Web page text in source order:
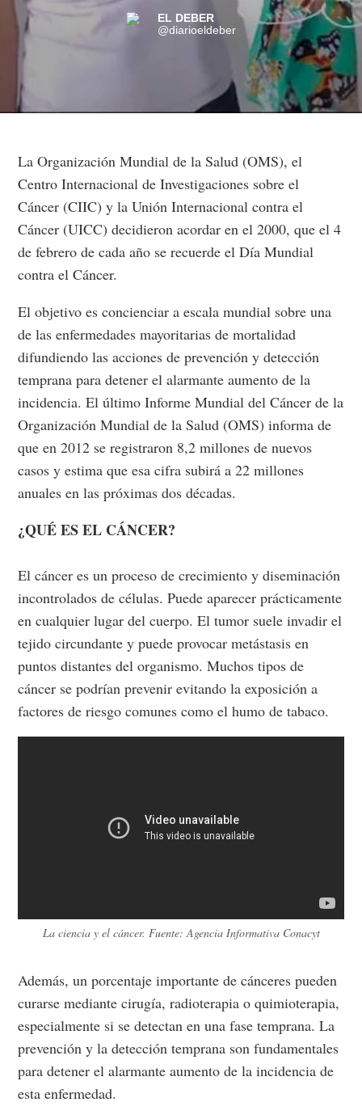
EL DEBER
@diarioeldeber
La Organización Mundial de la Salud (OMS), el
Centro Internacional de Investigaciones sobre el
Cáncer (CIIC) y la Unión Internacional contra el
Cáncer (UICC) decidieron acordar en el 2000, que el 4
de febrero de cada año se recuerde el Día Mundial
contra el Cáncer.
El objetivo es concienciar a escala mundial sobre una
de las enfermedades mayoritarias de mortalidad
difundiendo las acciones de prevención y detección
temprana para detener el alarmante aumento de la
incidencia. El último Informe Mundial del Cáncer de la
Organización Mundial de la Salud (OMS) informa de
que en 2012 se registraron 8,2 millones de nuevos
casos y estima que esa cifra subirá a 22 millones
anuales en las próximas dos décadas.
¿QUÉ ES EL CÁNCER?
El cáncer es un proceso de crecimiento y diseminación
incontrolados de células. Puede aparecer prácticamente
en cualquier lugar del cuerpo. El tumor suele invadir el
tejido circundante y puede provocar metástasis en
puntos distantes del organismo. Muchos tipos de
cáncer se podrían prevenir evitando la exposición a
factores de riesgo comunes como el humo de tabaco.
La ciencia y el cáncer. Fuente: Agencia Informativa Conacyt
Además, un porcentaje importante de cánceres pueden
curarse mediante cirugía, radioterapia o quimioterapia,
especialmente si se detectan en una fase temprana. La
prevención y la detección temprana son fundamentales
para detener el alarmante aumento de la incidencia de
esta enfermedad.